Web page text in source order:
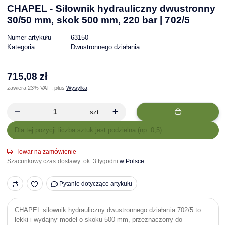
CHAPEL - Siłownik hydrauliczny dwustronny
30/50 mm, skok 500 mm, 220 bar | 702/5
Numer artykułu
63150
Kategoria
Dwustronnego działania
715,08 zł
zawiera 23% VAT , plus Wysyłka
szt
xDla tej pozycji liczba sztuk jest podzielna (np. 0,5).
Towar na zamówienie
Szacunkowy czas dostawy: ok. 3 tygodni w Polsce
Pytanie dotyczące artykułu
CHAPEL siłownik hydrauliczny dwustronnego działania 702/5 to
lekki i wydajny model o skoku 500 mm, przeznaczony do